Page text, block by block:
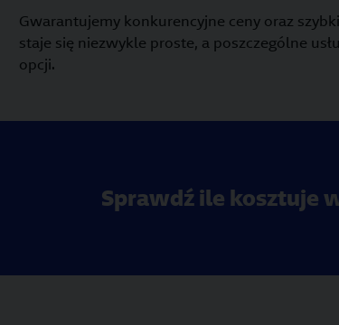
Gwarantujemy konkurencyjne ceny oraz
staje się niezwykle proste, a poszczególne
opcji.
Sprawdź ile kosztuje